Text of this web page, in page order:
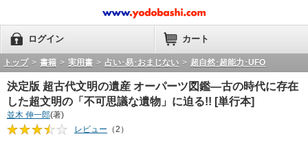
ログイン カート
トップ > 書籍 > 実用書 > 占い･易･おまじない > 超自然･超能力･UFO
決定版 超古代文明の遺産 オーパーツ図鑑―古の時代に存在
した超文明の「不可思議な遺物」に迫る!! [単行本]
並木 伸一郎(著)
レビュー （2）